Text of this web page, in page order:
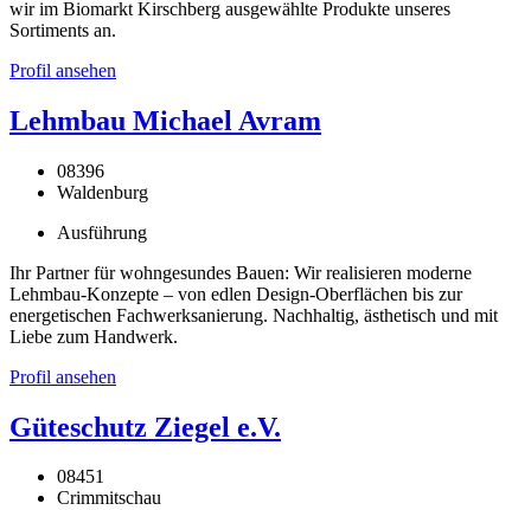
wir im Biomarkt Kirschberg ausgewählte Produkte unseres
Sortiments an.
Profil ansehen
Lehmbau Michael Avram
08396
Waldenburg
Ausführung
Ihr Partner für wohngesundes Bauen: Wir realisieren moderne
Lehmbau-Konzepte – von edlen Design-Oberflächen bis zur
energetischen Fachwerksanierung. Nachhaltig, ästhetisch und mit
Liebe zum Handwerk.
Profil ansehen
Güteschutz Ziegel e.V.
08451
Crimmitschau